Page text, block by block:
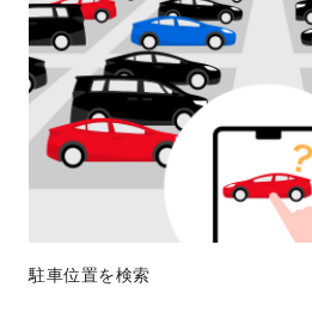
駐車位置を検索